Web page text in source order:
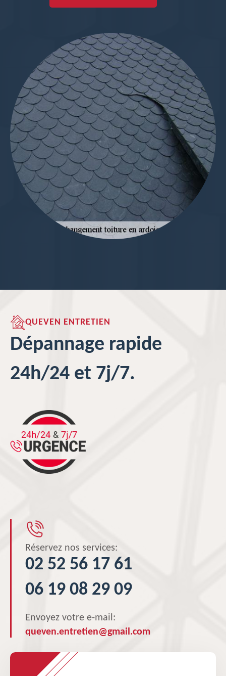
QUEVEN ENTRETIEN
Dépannage rapide
24h/24 et 7j/7.
Réservez nos services:
02 52 56 17 61
06 19 08 29 09
Envoyez votre e-mail:
queven.entretien@gmail.com